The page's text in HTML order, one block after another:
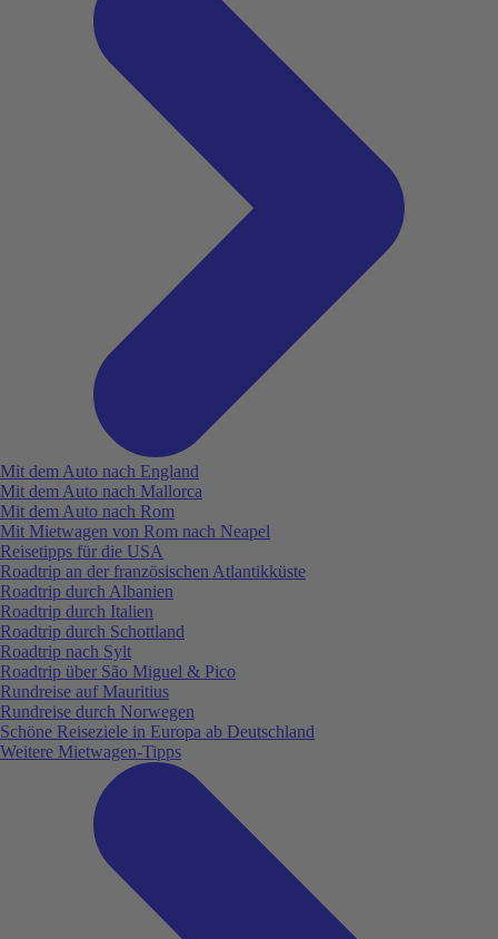
Mit dem Auto nach England
Mit dem Auto nach Mallorca
Mit dem Auto nach Rom
Mit Mietwagen von Rom nach Neapel
Reisetipps für die USA
Roadtrip an der französischen Atlantikküste
Roadtrip durch Albanien
Roadtrip durch Italien
Roadtrip durch Schottland
Roadtrip nach Sylt
Roadtrip über São Miguel & Pico
Rundreise auf Mauritius
Rundreise durch Norwegen
Schöne Reiseziele in Europa ab Deutschland
Weitere Mietwagen-Tipps